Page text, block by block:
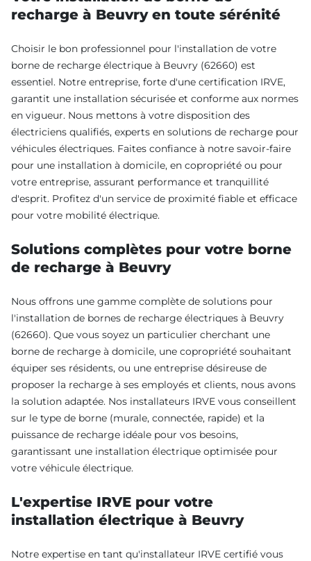
recharge à Beuvry en toute sérénité
Choisir le bon professionnel pour l'installation de votre
borne de recharge électrique à Beuvry (62660) est
essentiel. Notre entreprise, forte d'une certification IRVE,
garantit une installation sécurisée et conforme aux normes
en vigueur. Nous mettons à votre disposition des
électriciens qualifiés, experts en solutions de recharge pour
véhicules électriques. Faites confiance à notre savoir-faire
pour une installation à domicile, en copropriété ou pour
votre entreprise, assurant performance et tranquillité
d'esprit. Profitez d'un service de proximité fiable et efficace
pour votre mobilité électrique.
Solutions complètes pour votre borne
de recharge à Beuvry
Nous offrons une gamme complète de solutions pour
l'installation de bornes de recharge électriques à Beuvry
(62660). Que vous soyez un particulier cherchant une
borne de recharge à domicile, une copropriété souhaitant
équiper ses résidents, ou une entreprise désireuse de
proposer la recharge à ses employés et clients, nous avons
la solution adaptée. Nos installateurs IRVE vous conseillent
sur le type de borne (murale, connectée, rapide) et la
puissance de recharge idéale pour vos besoins,
garantissant une installation électrique optimisée pour
votre véhicule électrique.
L'expertise IRVE pour votre
installation électrique à Beuvry
Notre expertise en tant qu'installateur IRVE certifié vous